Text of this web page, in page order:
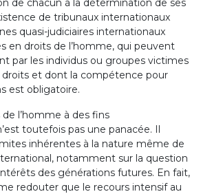
de chacun à la détermination de ses
de tribunaux internationaux
quasi-judiciaires internationaux
en droits de l’homme, qui peuvent
par les individus ou groupes victimes
droits et dont la compétence pour
est obligatoire.
l’homme à des fins
toutefois pas une panacée. Il
inhérentes à la nature même de
notamment sur la question
des générations futures. En fait,
redouter que le recours intensif au